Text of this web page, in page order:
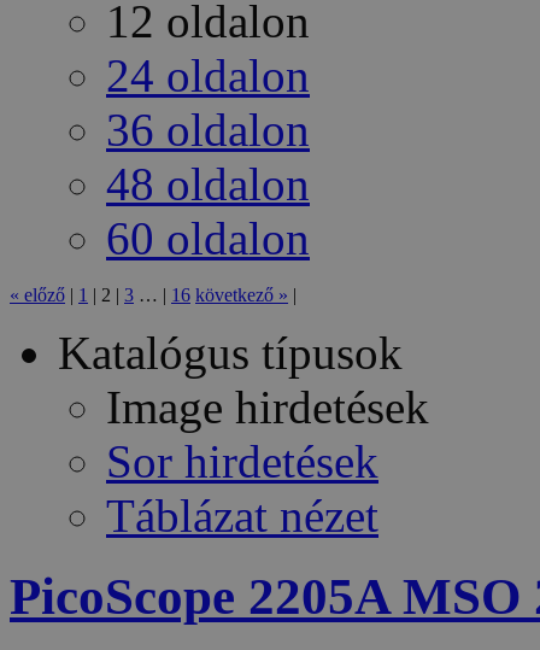
12 oldalon
24 oldalon
36 oldalon
48 oldalon
60 oldalon
« előző 1 2 3 … 16 következő »
Katalógus típusok
Image hirdetések
Sor hirdetések
Táblázat nézet
PicoScope 2205A